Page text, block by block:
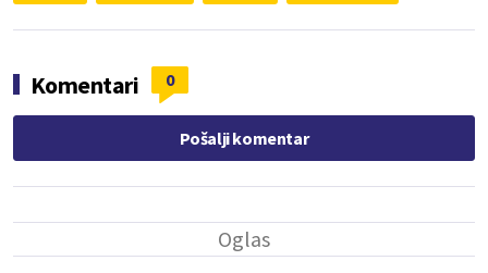
Komentari 0
Pošalji komentar